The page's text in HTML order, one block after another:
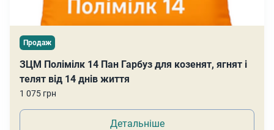
Продаж
ЗЦМ Полімілк 14 Пан Гарбуз для козенят, ягнят і
телят від 14 днів життя
1 075 грн
Детальніше